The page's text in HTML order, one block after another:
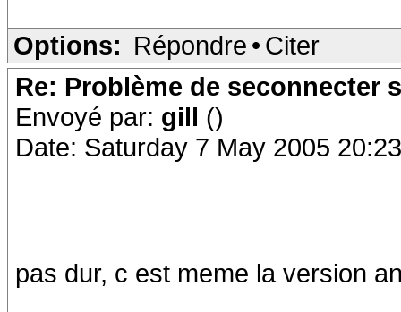
Options: Répondre • Citer
Re: Problème de seconnecter
Envoyé par: gill ()
Date: Saturday 7 May 2005
pas dur, c est meme la version